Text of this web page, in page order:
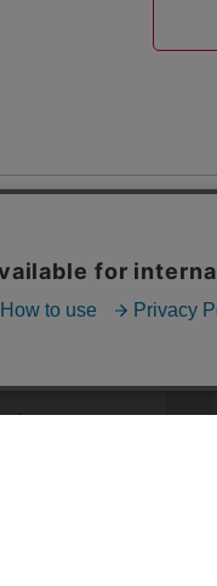
、トラフィックの分析を
とものといたします。